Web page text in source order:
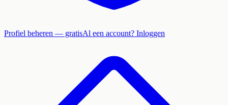
Profiel beheren — gratisAl een account? Inloggen